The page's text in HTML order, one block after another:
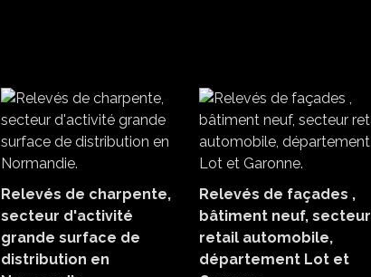
Relevés de charpente,
secteur d'activité
grande surface de
distribution en
Relevés de façades ,
bâtiment neuf, secteur
retail automobile,
département Lot et